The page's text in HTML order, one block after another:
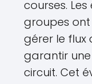
courses.
groupes
gérer le flux
garantir
circuit. Cet